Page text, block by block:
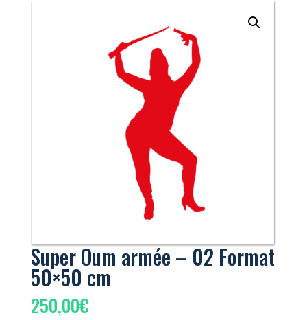
Super Oum armée – 02 Format
50×50 cm
250,00€